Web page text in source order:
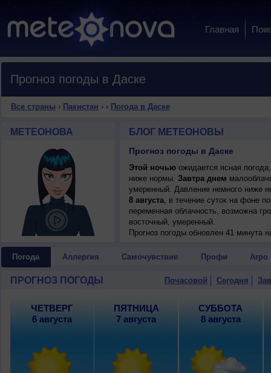
Главная
Прогноз погоды в Даске
Все страны › Пакистан › › Погода в Даске
МЕТЕОНОВА БЛОГ МЕТЕОНОВЫ
Прогноз погоды в Даске
Этой ночьюожидается ясная
ниже нормы. Завтра днем
умеренный. Давление немного ниже
8 августа, в течение суток на фоне
переменная облачность, возможна
восточный, умеренный.
9 августа, в течение суток на фоне
днем +35..37°, ветер слабый.
ветер слабый.
Прогноз погоды обновлен 41 минута
Погода Аллергия Самочувствие Профи Агро
ПРОГНОЗ ПОГОДЫ Почасовой Сегодня
ЧЕТВЕРГ
6 августа
ПЯТНИЦА
7 августа
СУББОТА
8 августа